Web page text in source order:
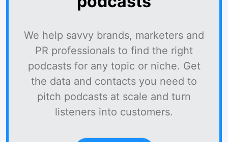
We help savvy brands, marketers and
PR professionals to find the right
podcasts for any topic or niche. Get
the data and contacts you need to
pitch podcasts at scale and turn
listeners into customers.